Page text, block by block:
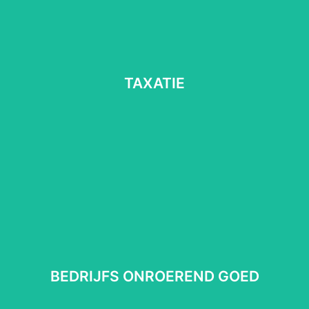
TAXATIE
TAXATIE
BEDRIJFS ONROEREND GOED
BEDRIJFS ONROEREND GOED